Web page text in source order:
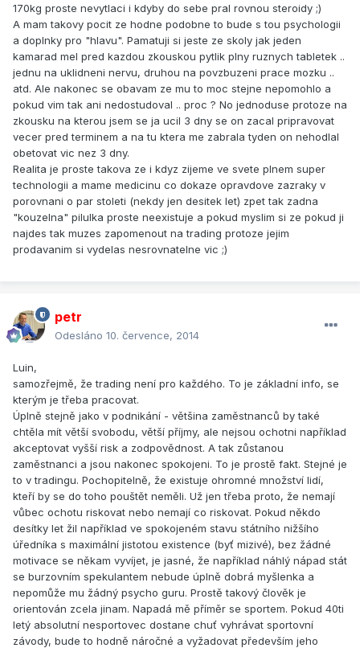
170kg proste nevytlaci i kdyby do sebe pral rovnou steroidy ;)
A mam takovy pocit ze hodne podobne to bude s tou psychologii
a doplnky pro "hlavu". Pamatuji si jeste ze skoly jak jeden
kamarad mel pred kazdou zkouskou pytlik plny ruznych tabletek ..
jednu na uklidneni nervu, druhou na povzbuzeni prace mozku ..
atd. Ale nakonec se obavam ze mu to moc stejne nepomohlo a
pokud vim tak ani nedostudoval .. proc ? No jednoduse protoze na
zkousku na kterou jsem se ja ucil 3 dny se on zacal pripravovat
vecer pred terminem a na tu ktera me zabrala tyden on nehodlal
obetovat vic nez 3 dny.
Realita je proste takova ze i kdyz zijeme ve svete plnem super
technologii a mame medicinu co dokaze opravdove zazraky v
porovnani o par stoleti (nekdy jen desitek let) zpet tak zadna
"kouzelna" pilulka proste neexistuje a pokud myslim si ze pokud ji
najdes tak muzes zapomenout na trading protoze jejim
prodavanim si vydelas nesrovnatelne vic ;)
petr
Odesláno 10. července, 2014
Luin,
samozřejmě, že trading není pro každého. To je základní info, se
kterým je třeba pracovat.
Úplně stejně jako v podnikání - většina zaměstnanců by také
chtěla mít větší svobodu, větší příjmy, ale nejsou ochotni například
akceptovat vyšší risk a zodpovědnost. A tak zůstanou
zaměstnanci a jsou nakonec spokojeni. To je prostě fakt. Stejné je
to v tradingu. Pochopitelně, že existuje ohromné množství lidí,
kteří by se do toho pouštět neměli. Už jen třeba proto, že nemají
vůbec ochotu riskovat nebo nemají co riskovat. Pokud někdo
desítky let žil například ve spokojeném stavu státního nižšího
úředníka s maximální jistotou existence (byť mizivé), bez žádné
motivace se někam vyvíjet, je jasné, že například náhlý nápad stát
se burzovním spekulantem nebude úplně dobrá myšlenka a
nepomůže mu žádný psycho guru. Prostě takový člověk je
orientován zcela jinam. Napadá mě příměr se sportem. Pokud 40ti
letý absolutní nesportovec dostane chuť vyhrávat sportovní
závody, bude to hodně náročné a vyžadovat především jeho